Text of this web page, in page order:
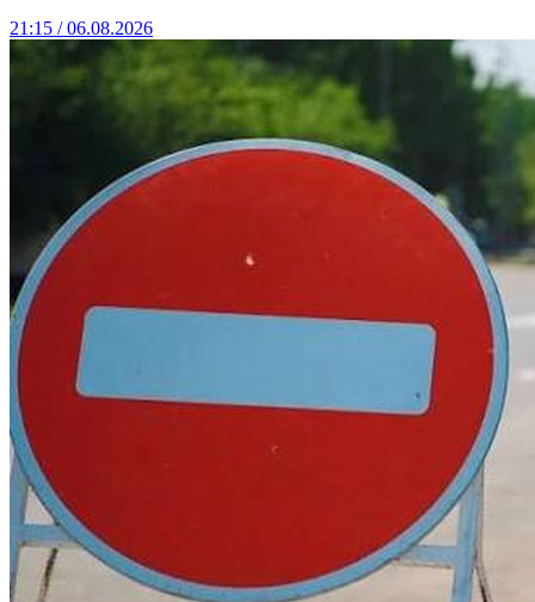
21:15 / 06.08.2026